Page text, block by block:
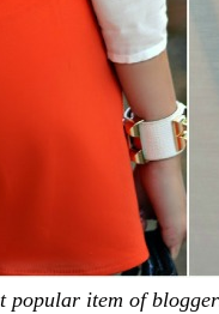
popular item of